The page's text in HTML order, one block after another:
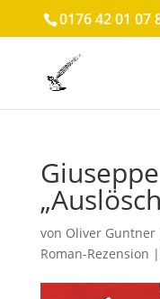
0176 42 01 07
von Oliver Guntner
Roman-Rezension |